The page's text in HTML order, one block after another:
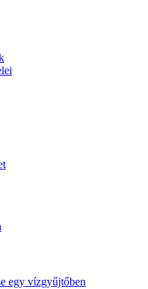
egy vízgyűjtőben